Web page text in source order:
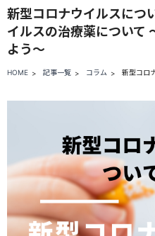
新型コロナウイルスにつ
イルスの治療薬について
よう〜
HOME 記事一覧 コラム 新型コロ